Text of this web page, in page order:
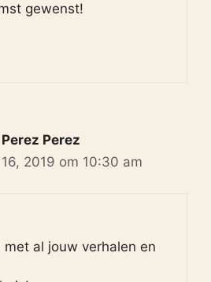
gewenst!
Perez
2019 om 10:30 am
met al jouw verhalen en